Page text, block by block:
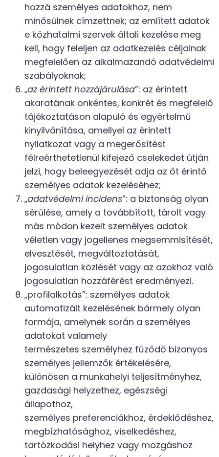
hozzá személyes adatokhoz, nem
minősülnek címzettnek; az említett adatok
e közhatalmi szervek általi kezelése meg
kell, hogy feleljen az adatkezelés céljainak
megfelelően az alkalmazandó adatvédelmi
szabályoknak;
„az érintett hozzájárulása”: az érintett
akaratának önkéntes, konkrét és megfelelő
tájékoztatáson alapuló és egyértelmű
kinyilvánítása, amellyel az érintett
nyilatkozat vagy a megerősítést
félreérthetetlenül kifejező cselekedet útján
jelzi, hogy beleegyezését adja az őt érintő
személyes adatok kezeléséhez;
„adatvédelmi incidens”: a biztonság olyan
sérülése, amely a továbbított, tárolt vagy
más módon kezelt személyes adatok
véletlen vagy jogellenes megsemmisítését,
elvesztését, megváltoztatását,
jogosulatlan közlését vagy az azokhoz való
jogosulatlan hozzáférést eredményezi.
„profilalkotás”: személyes adatok
automatizált kezelésének bármely olyan
formája, amelynek során a személyes
adatokat valamely
természetes személyhez fűződő bizonyos
személyes jellemzők értékelésére,
különösen a munkahelyi teljesítményhez,
gazdasági helyzethez, egészségi
állapothoz,
személyes preferenciákhoz, érdeklődéshez,
megbízhatósághoz, viselkedéshez,
tartózkodási helyhez vagy mozgáshoz